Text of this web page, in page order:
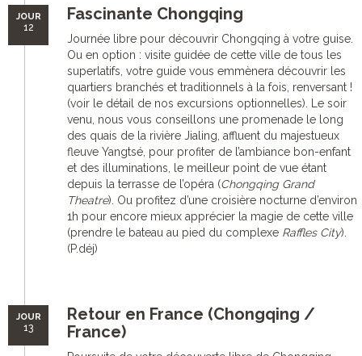
JOUR
12
Fascinante Chongqing
Journée libre pour découvrir Chongqing à votre guise.
Ou en option : visite guidée de cette ville de tous les
superlatifs, votre guide vous emmènera découvrir les
quartiers branchés et traditionnels à la fois, renversant !
(voir le détail de nos excursions optionnelles). Le soir
venu, nous vous conseillons une promenade le long
des quais de la rivière Jialing, affluent du majestueux
fleuve Yangtsé, pour profiter de l’ambiance bon-enfant
et des illuminations, le meilleur point de vue étant
depuis la terrasse de l’opéra (Chongqing Grand
Theatre). Ou profitez d’une croisière nocturne d’environ
1h pour encore mieux apprécier la magie de cette ville
(prendre le bateau au pied du complexe Raffles City).
(P.déj)
JOUR
13
Retour en France (Chongqing /
France)